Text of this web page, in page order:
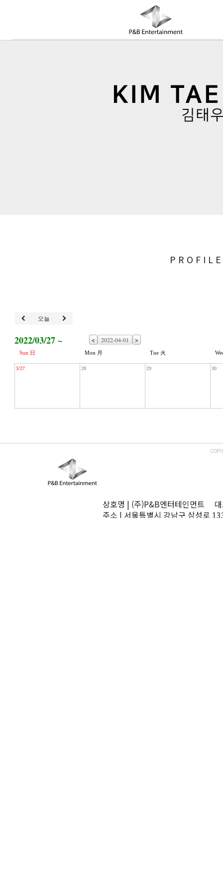
COMPANY
PROFILE
오늘
2022/03/27 ~ < >
Sun 日 Mon 月 Tue 火
3/27 28 29 30
상호명 | (주)P&B엔터테인먼트
주소 | 서울특별시 강남구 삼성로